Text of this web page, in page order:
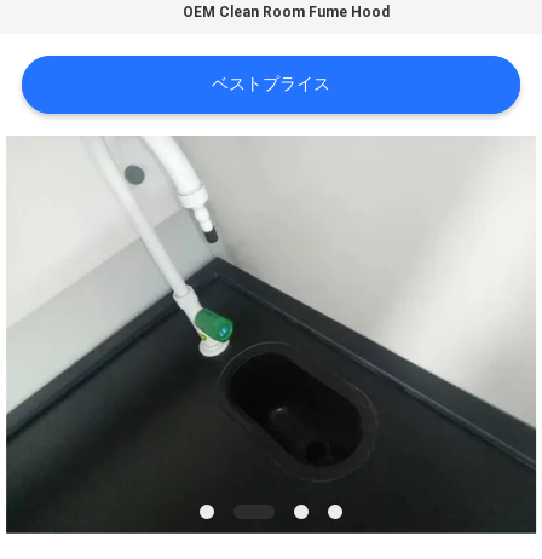
工
ー
品
質
理
OEM Clean Room Fume Hood
ベストプライス